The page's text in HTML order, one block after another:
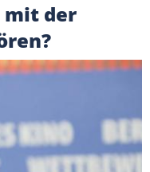
mit der